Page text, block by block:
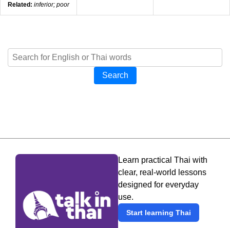
Related: inferior; poor
Search
Learn practical Thai with
clear, real-world lessons
designed for everyday
use.
Start learning Thai